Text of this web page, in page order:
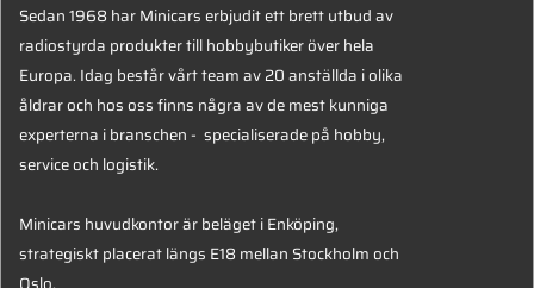
Sedan 1968 har Minicars erbjudit ett brett utbud av
radiostyrda produkter till hobbybutiker över hela
Europa. Idag består vårt team av 20 anställda i olika
åldrar och hos oss finns några av de mest kunniga
experterna i branschen - specialiserade på hobby,
service och logistik.
Minicars huvudkontor är beläget i Enköping,
strategiskt placerat längs E18 mellan Stockholm och